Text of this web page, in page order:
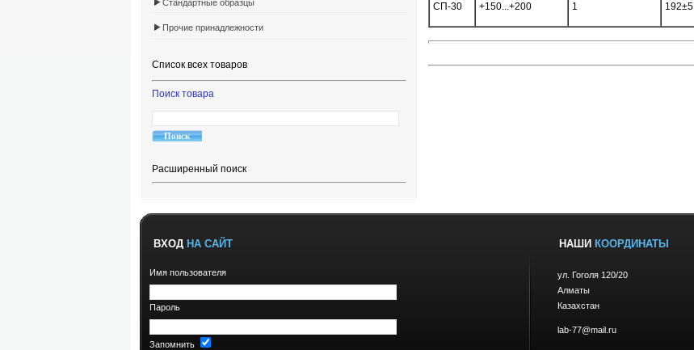
Стандартные образцы
Прочие принадлежности
Список всех товаров
Поиск товара
Расширенный поиск
СП-30 +150...+200 1 192±5
ВХОД НА САЙТ
Имя пользователя
Пароль
Запомнить
НАШИ КООРДИНАТЫ
ул. Гоголя 120/20
Алматы
Казахстан
lab-77@mail.ru